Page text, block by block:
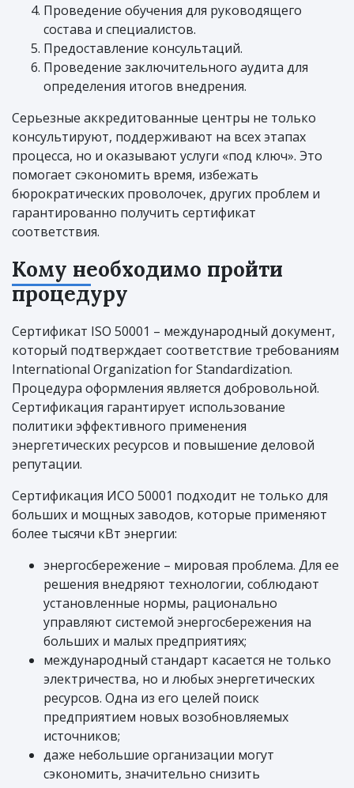
Проведение обучения для руководящего
состава и специалистов.
Предоставление консультаций.
Проведение заключительного аудита для
определения итогов внедрения.
Серьезные аккредитованные центры не только
консультируют, поддерживают на всех этапах
процесса, но и оказывают услуги «под ключ». Это
помогает сэкономить время, избежать
бюрократических проволочек, других проблем и
гарантированно получить сертификат
соответствия.
Кому необходимо пройти
процедуру
Сертификат ISO 50001 – международный документ,
который подтверждает соответствие требованиям
International Organization for Standardization.
Процедура оформления является добровольной.
Сертификация гарантирует использование
политики эффективного применения
энергетических ресурсов и повышение деловой
репутации.
Сертификация ИСО 50001 подходит не только для
больших и мощных заводов, которые применяют
более тысячи кВт энергии:
энергосбережение – мировая проблема. Для ее
решения внедряют технологии, соблюдают
установленные нормы, рационально
управляют системой энергосбережения на
больших и малых предприятиях;
международный стандарт касается не только
электричества, но и любых энергетических
ресурсов. Одна из его целей поиск
предприятием новых возобновляемых
источников;
даже небольшие организации могут
сэкономить, значительно снизить